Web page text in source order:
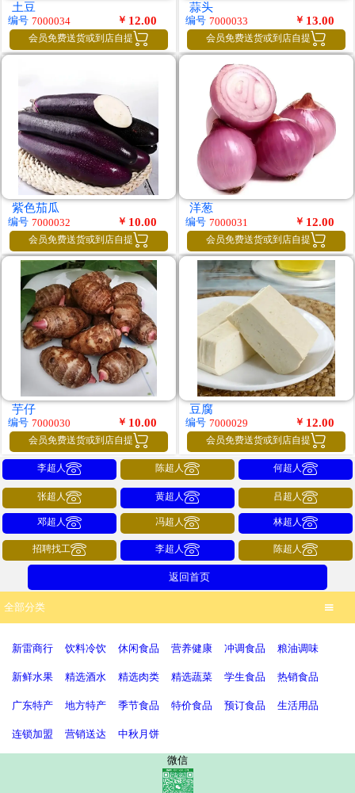
土豆
编号 7000034 ￥ 12.00
会员免费送货或到店自提 
蒜头
编号 7000033 ￥ 13.00
会员免费送货或到店自提 
紫色茄瓜
编号 7000032 ￥ 10.00
会员免费送货或到店自提 
洋葱
编号 7000031 ￥ 12.00
会员免费送货或到店自提 
芋仔
编号 7000030 ￥ 10.00
会员免费送货或到店自提 
豆腐
编号 7000029 ￥ 12.00
会员免费送货或到店自提 
李超人 陈超人 何超人
张超人 黄超人 吕超人
邓超人 冯超人 林超人
招聘找工 李超人 陈超人
返回首页
全部分类 
新雷商行 饮料冷饮 休闲食品 营养健康 冲调食品 粮油调味
新鲜水果 精选酒水 精选肉类 精选蔬菜 学生食品 热销食品
广东特产 地方特产 季节食品 特价食品 预订食品 生活用品
连锁加盟 营销送达 中秋月饼
微信